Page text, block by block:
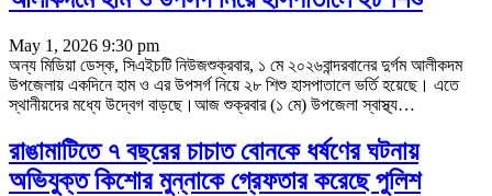
May 1, 2026 9:30 pm
অন্য মিডিয়া ডেস্ক, সিএইচটি নিউজশুক্রবার, ১ মে ২০২৬বান্দরবানের দুর্গম আলীকদম
উপজেলায় একদিনে হাম ও এর উপসর্গ নিয়ে ২৮ শিশু হাসপাতালে ভর্তি হয়েছে। এতে
স্থানীয়দের মধ্যে উদ্বেগ বাড়ছে।আজ শুক্রবার (১ মে) উপজেলা স্বাস্থ্য…
রাঙামাটিতে ৭ বছরের চাচাত বোনকে ধর্ষণের ঘটনায়
অভিযুক্ত কিশোর মুন্নাকে গ্রেফতার করেছে পুলিশ